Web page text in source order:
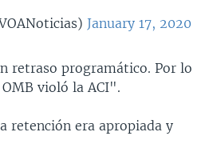
January 17, 2020
retraso programático. Por lo
violó la ACI".
retención era apropiada y